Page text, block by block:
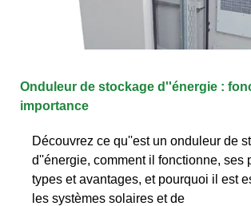
Onduleur de stockage d''énergie :
importance
Découvrez ce qu''est un onduleur de
d''énergie, comment il fonctionne, ses
types et avantages, et pourquoi il est
les systèmes solaires et de